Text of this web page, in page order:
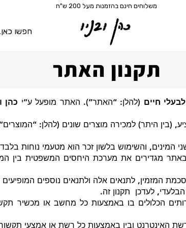
משלוחים חינם בהזמנות מעל 200 ש"ח
כהן ובניו
תקנון האתר
לבעלי חיים (להלן: “האתר”). האתר מופעל ע”י כהן
היתר) למכירה מוצרים שונים (להלן:
המינים, והשימוש בלשון זכר הוא מטעמי נוחות
באתר מגדירים את מערכת היחסים המשפטית בין
המזמין, לתנאים אלה ולתנאים נוספים
לעדכן תקנון זה.
הכלולים בו באמצעות כל מחשב או מכשיר
האינטרנט ובין באמצעות כל רשת או אמצעי